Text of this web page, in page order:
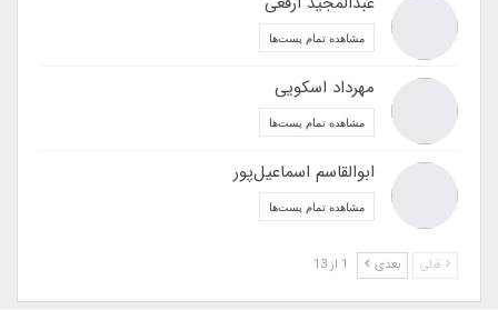
مشاهده تمام پست‌ها
مهرداد اسکویی
مشاهده تمام پست‌ها
ابوالقاسم اسماعیل‌پور
مشاهده تمام پست‌ها
قبلی بعدی